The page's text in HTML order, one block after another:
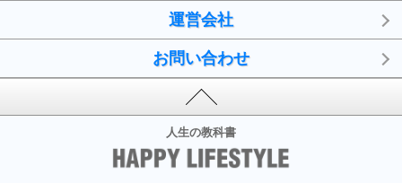
運営会社
お問い合わせ
人生の教科書